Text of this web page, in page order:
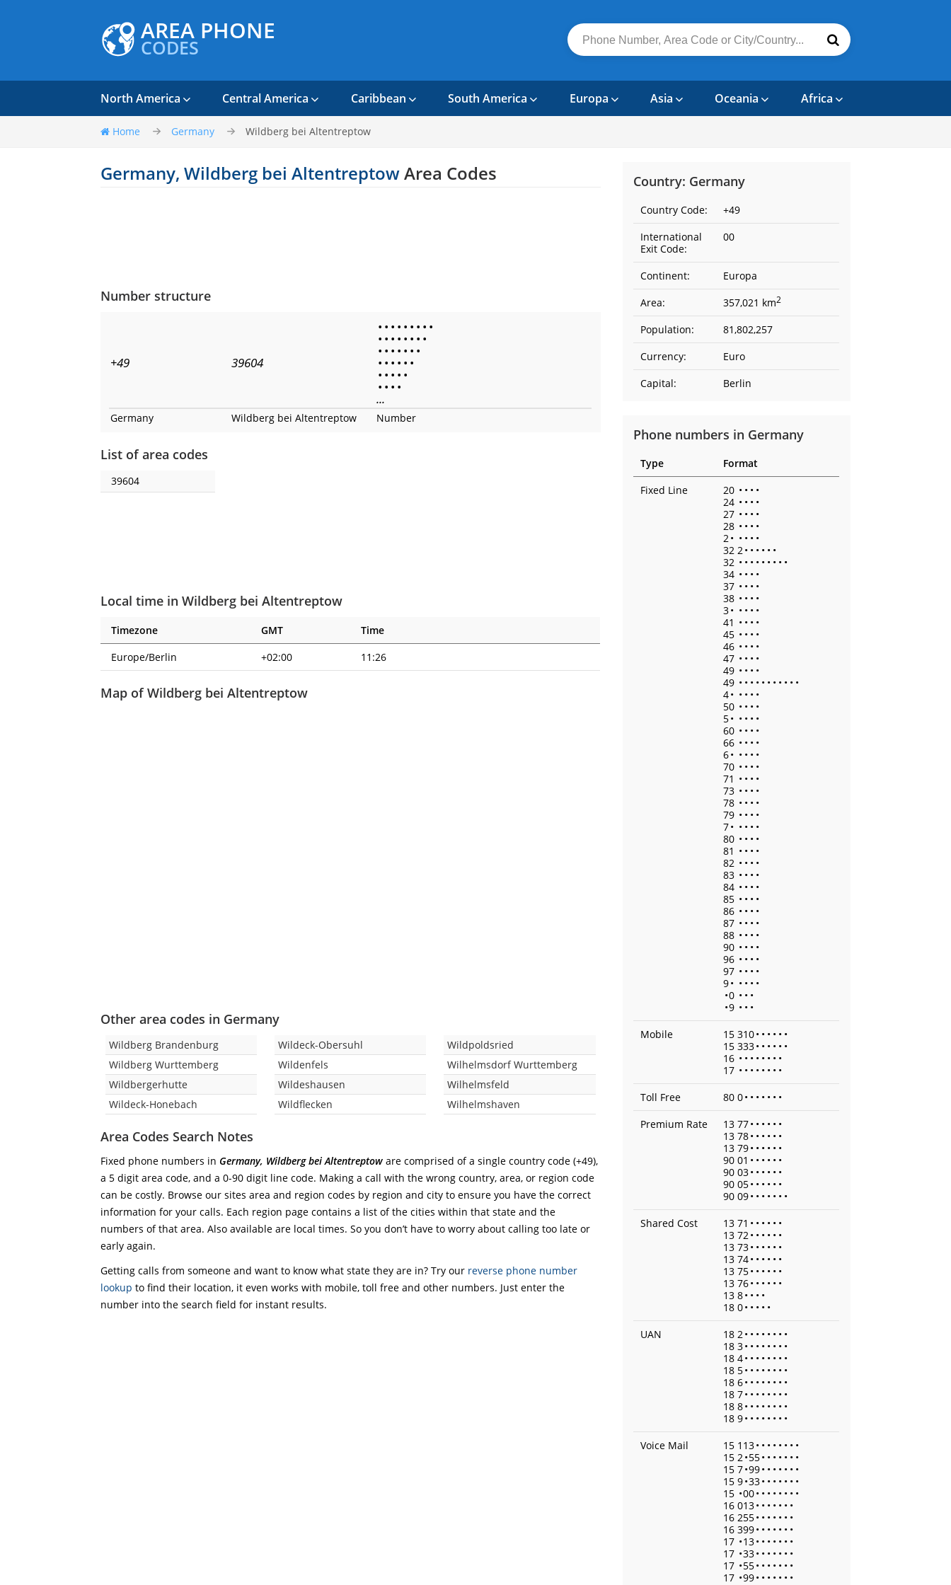
AREA PHONE
CODES
North America Central America Caribbean South America Europa Asia Oceania Africa
Home Germany Wildberg bei Altentreptow
Germany, Wildberg bei AltentreptowArea Codes
Number structure
+49 39604
• • • • • • • • •
• • • • • • • •
• • • • • • •
• • • • • •
• • • • •
• • • •
...
Germany Wildberg bei Altentreptow Number
List of area codes
39604
Local time in Wildberg bei Altentreptow
Timezone GMT
Time
Europe/Berlin
+02:00 11:26
Map of Wildberg bei Altentreptow
Other area codes in Germany
Wildberg Brandenburg
Wildberg Wurttemberg
Wildbergerhutte
Wildeck-Honebach
Wildeck-Obersuhl
Wildenfels
Wildeshausen
Wildflecken
Wildpoldsried
Wilhelmsdorf Wurttemberg
Wilhelmsfeld
Wilhelmshaven
Area Codes Search Notes
Fixed phone numbers in Germany, Wildberg bei Altentreptow are comprised of a single country code (+49),
a 5 digit area code, and a 0-90 digit line code. Making a call with the wrong country, area, or region code
can be costly. Browse our sites area and region codes by region and city to ensure you have the correct
information for your calls. Each region page contains a list of the cities within that state and the
numbers of that area. Also available are local times. So you don’t have to worry about calling too late or
early again.
Getting calls from someone and want to know what state they are in? Try our reverse phone number
lookup to find their location, it even works with mobile, toll free and other numbers. Just enter the
number into the search field for instant results.
Country: Germany
Country Code:
+49
International
Exit Code:
00
Continent:
Europa
Area:
357,021 km2
Population:
81,802,257
Currency:
Euro
Capital:
Berlin
Phone numbers in Germany
Type
Format
Fixed Line
20 • • • •
24 • • • •
27 • • • •
28 • • • •
2• • • • •
32 2• • • • • •
32 • • • • • • • • •
34 • • • •
37 • • • •
38 • • • •
3• • • • •
41 • • • •
45 • • • •
46 • • • •
47 • • • •
49 • • • •
49 • • • • • • • • • • •
4• • • • •
50 • • • •
5• • • • •
60 • • • •
66 • • • •
6• • • • •
70 • • • •
71 • • • •
73 • • • •
78 • • • •
79 • • • •
7• • • • •
80 • • • •
81 • • • •
82 • • • •
83 • • • •
84 • • • •
85 • • • •
86 • • • •
87 • • • •
88 • • • •
90 • • • •
96 • • • •
97 • • • •
9• • • • •
•0 • • •
•9 • • •
Mobile
15 310• • • • • •
15 333• • • • • •
16 • • • • • • • •
17 • • • • • • • •
Toll Free
80 0• • • • • • •
Premium Rate
13 77• • • • • •
13 78• • • • • •
13 79• • • • • •
90 01 • • • • • •
90 03• • • • • •
90 05• • • • • •
90 09• • • • • • •
Shared Cost
13 71 • • • • • •
13 72• • • • • •
13 73• • • • • •
13 74• • • • • •
13 75• • • • • •
13 76• • • • • •
13 8• • • •
18 0• • • • •
UAN
18 2• • • • • • • •
18 3• • • • • • • •
18 4• • • • • • • •
18 5• • • • • • • •
18 6• • • • • • • •
18 7• • • • • • • •
18 8• • • • • • • •
18 9• • • • • • • •
Voice Mail
15 113• • • • • • • •
15 2•55• • • • • • •
15 7•99• • • • • • •
15 9•33• • • • • • •
15 •00• • • • • • • •
16 013• • • • • • •
16 255• • • • • • •
16 399• • • • • • •
17 •13• • • • • • •
17 •33• • • • • • •
17 •55• • • • • • •
17 •99• • • • • • •